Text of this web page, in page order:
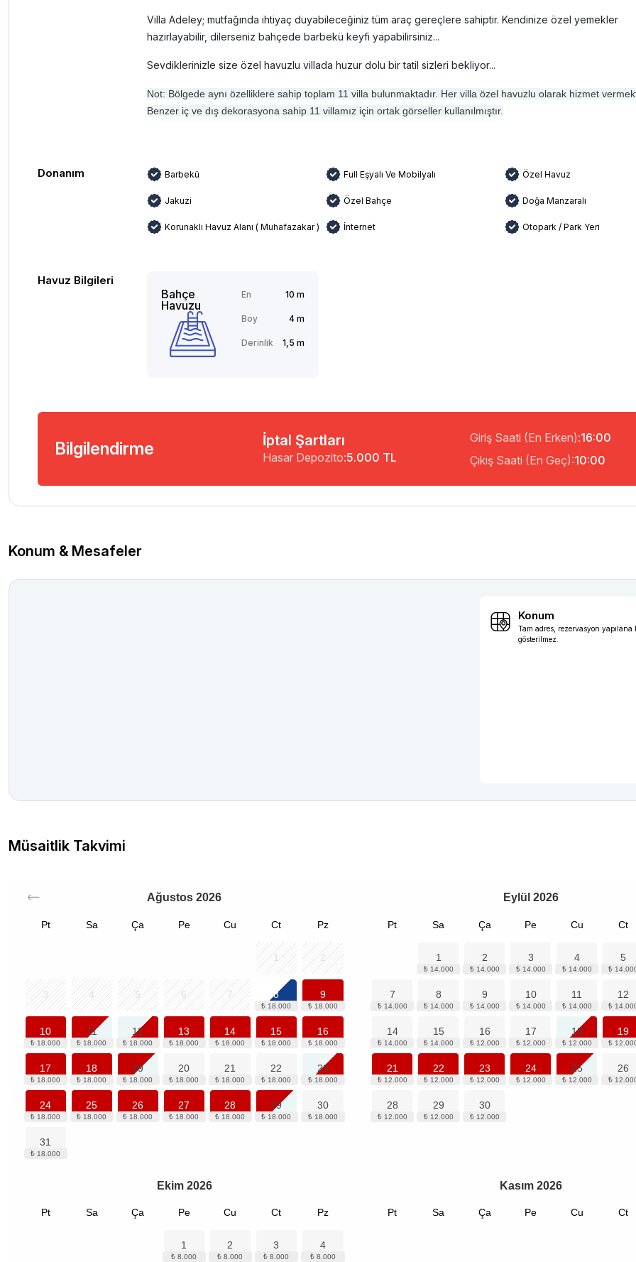
Villa Adeley; mutfağında ihtiyaç duyabileceğiniz tüm araç gereçlere sahiptir. Kendinize özel yemekler
hazırlayabilir, dilerseniz bahçede barbekü keyfi yapabilirsiniz...
Sevdiklerinizle size özel havuzlu villada huzur dolu bir tatil sizleri bekliyor...
Not: Bölgede aynı özelliklere sahip toplam 11 villa bulunmaktadır. Her villa özel havuzlu olarak hizmet
Benzer iç ve dış dekorasyona sahip 11 villamız için ortak görseller kullanılmıştır.
Donanım Barbekü Full Eşyalı Ve Mobilyalı Özel Havuz
Jakuzi Özel Bahçe Doğa Manzaralı
Korunaklı Havuz Alanı ( Muhafazakar ) İnternet Otopark / Park Yeri
Havuz Bilgileri
Bahçe
Havuzu
En 10 m
Boy 4 m
Derinlik 1,5 m
Bilgilendirme İptal Şartları
Hasar Depozito:5.000 TL
Giriş Saati (En Erken):16:00
Çıkış Saati (En Geç):10:00
Konum & Mesafeler
Konum
Tam adres, rezervasyon yapılana
gösterilmez.
Müsaitlik Takvimi
Ağustos 2026
Pt Sa Ça Pe Cu Ct Pz
1 2
3 4 5 6 7 8 9
10 11 12 13 14 15 16
17 18 19 20 21 22 23
24 25 26 27 28 29 30
31
Eylül 2026
Pt Sa Ça Pe Cu Ct
1 2 3 4 5
7 8 9 10 11 12
14 15 16 17 18 19
21 22 23 24 25 26
28 29 30
Ekim 2026
Pt Sa Ça Pe Cu Ct Pz
1 2 3 4
Kasım 2026
Pt Sa Ça Pe Cu Ct